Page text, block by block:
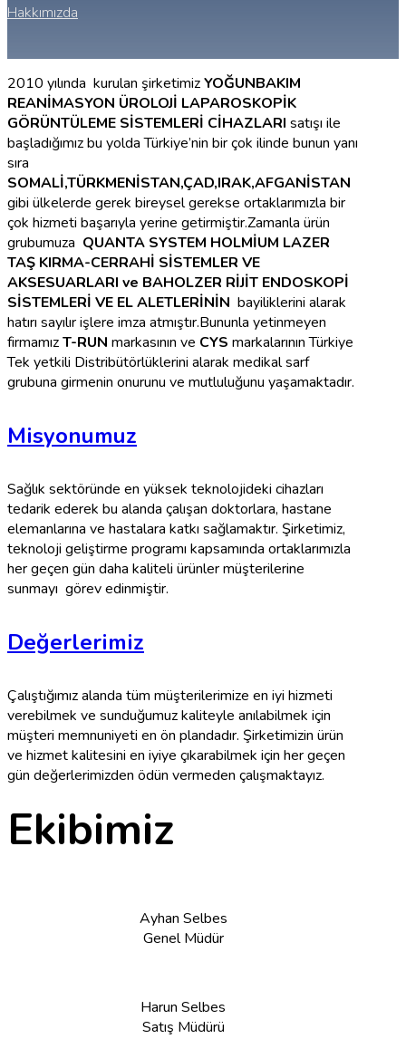
Hakkımızda
2010 yılında kurulan şirketimizYOĞUNBAKIM
REANİMASYON ÜROLOJİ LAPAROSKOPİK
GÖRÜNTÜLEME SİSTEMLERİ CİHAZLARI satışı ile
başladığımız bu yolda Türkiye’nin bir çok ilinde bunun yanı
sıra
SOMALİ,TÜRKMENİSTAN,ÇAD,IRAK,AFGANİSTAN
gibi ülkelerde gerek bireysel gerekse ortaklarımızla bir
çok hizmeti başarıyla yerine getirmiştir.Zamanla ürün
grubumuza QUANTA SYSTEM HOLMİUM LAZER
TAŞ KIRMA-CERRAHİ SİSTEMLER VE
AKSESUARLARI ve BAHOLZER RİJİT ENDOSKOPİ
SİSTEMLERİ VE EL ALETLERİNİN bayiliklerini alarak
hatırı sayılır işlere imza atmıştır.Bununla yetinmeyen
firmamızT-RUN markasının ve CYS markalarının Türkiye
Tek yetkili Distribütörlüklerini alarak medikal sarf
grubuna girmenin onurunu ve mutluluğunu yaşamaktadır.
Misyonumuz
Sağlık sektöründe en yüksek teknolojideki cihazları
tedarik ederek bu alanda çalışan doktorlara, hastane
elemanlarına ve hastalara katkı sağlamaktır. Şirketimiz,
teknoloji geliştirme programı kapsamında ortaklarımızla
her geçen gün daha kaliteli ürünler müşterilerine
sunmayı görev edinmiştir.
Değerlerimiz
Çalıştığımız alanda tüm müşterilerimize en iyi hizmeti
verebilmek ve sunduğumuz kaliteyle anılabilmek için
müşteri memnuniyeti en ön plandadır. Şirketimizin ürün
ve hizmet kalitesini en iyiye çıkarabilmek için her geçen
gün değerlerimizden ödün vermeden çalışmaktayız.
Ekibimiz
Ayhan Selbes
Genel Müdür
Harun Selbes
Satış Müdürü